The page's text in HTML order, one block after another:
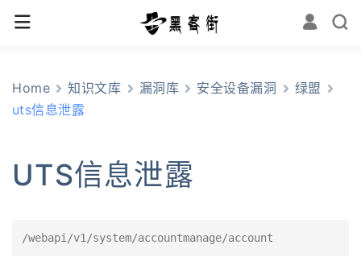
Home 知识文库 漏洞库 安全设备漏洞
绿盟
uts信息泄露
UTS信息泄露
/webapi/v1/system/accountmanage/account